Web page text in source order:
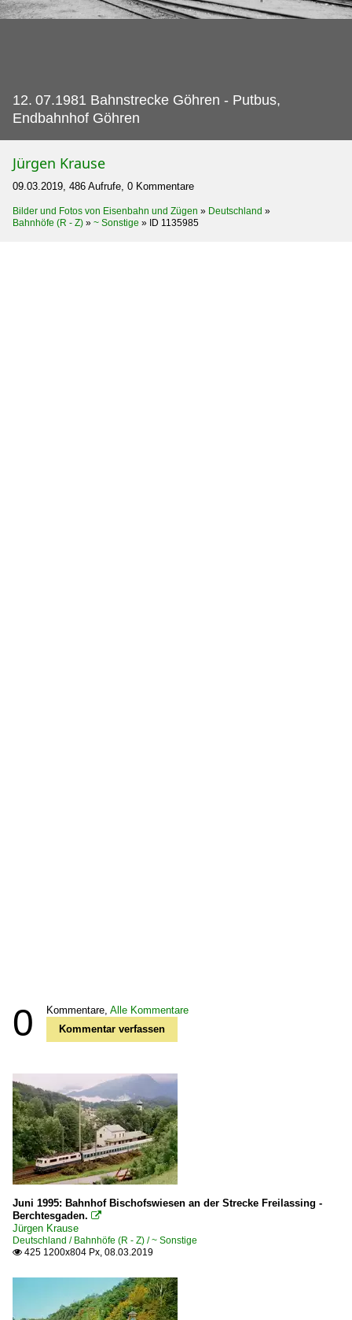
12. 07.1981 Bahnstrecke Göhren - Putbus,
Endbahnhof Göhren
Jürgen Krause
09.03.2019, 486 Aufrufe, 0 Kommentare
Bilder und Fotos von Eisenbahn und Zügen » Deutschland »
Bahnhöfe (R - Z) » ~ Sonstige » ID 1135985
0 Kommentare, Alle Kommentare
Kommentar verfassen
Juni 1995: Bahnhof Bischofswiesen an der Strecke Freilassing -
Berchtesgaden. 
Jürgen Krause
Deutschland / Bahnhöfe (R - Z) / ~ Sonstige
 425 1200x804 Px, 08.03.2019